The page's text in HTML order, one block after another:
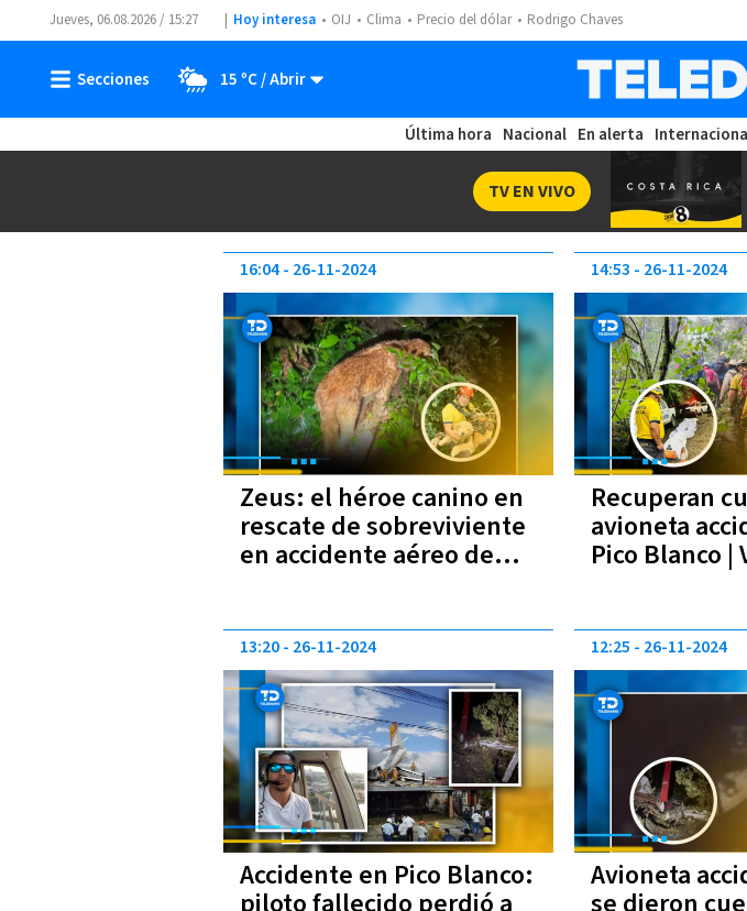
Jueves, 06.08.2026 / 15:27 Hoy interesa OIJ Clima Precio del dólar Rodrigo Chaves
15 ºC
Última hora Nacional En alerta
TV EN VIVO
Zeus: el héroe canino en
rescate de sobreviviente
en accidente aéreo de
16:04 26-11-2024
Recuperan
avioneta
Pico Blanco |
14:53 26-11-2024
Accidente en Pico Blanco:
13:20 26-11-2024
Avioneta
12:25 26-11-2024